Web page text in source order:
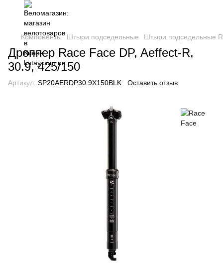
Компоненты Штыри подседельные Штыри подседельные
Дроппер Race Face DP, Aeffect-R,
30.9, 425/150
Артикул: SP20AERDP30.9X150BLK Оставить отзыв